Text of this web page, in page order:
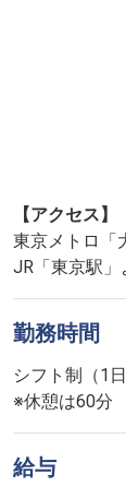
【アクセス】
東京メトロ「
JR「東京駅」
勤務時間
シフト制（1日
※休憩は60分
給与